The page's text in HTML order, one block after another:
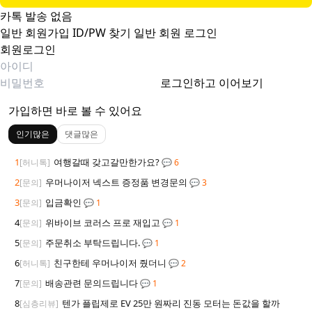
카톡 발송 없음
일반 회원가입 ID/PW 찾기 일반 회원 로그인
회원로그인
로그인하고 이어보기
가입하면 바로 볼 수 있어요
인기많은 댓글많은
1[허니톡] 여행갈때 갖고갈만한가요?💬 6
2[문의] 우머나이저 넥스트 증정품 변경문의 💬 3
3[문의] 입금확인 💬 1
4[문의] 위바이브 코러스 프로 재입고 💬 1
5[문의] 주문취소 부탁드립니다.💬 1
6[허니톡] 친구한테 우머나이저 줬더니 💬 2
7[문의] 배송관련 문의드립니다💬 1
8[심층리뷰] 텐가 플립제로 EV 25만 원짜리 진동 모터는 돈값을 할까